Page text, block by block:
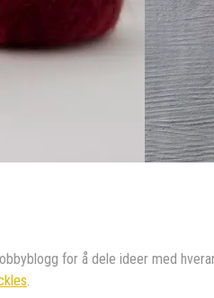
for å dele ideer med
.